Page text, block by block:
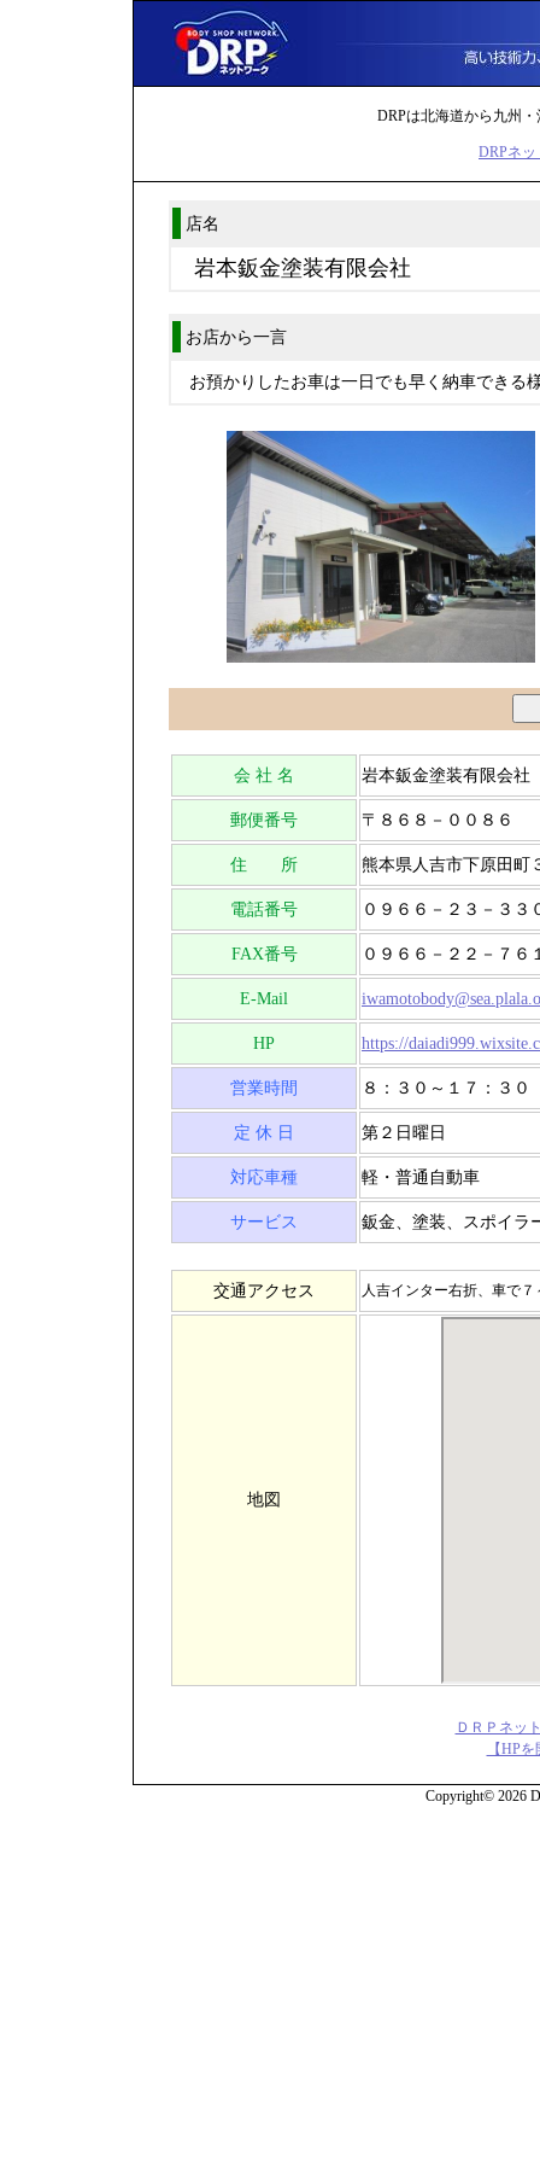
DRPは北海道から九州
DRPネ
店名
岩本鈑金塗装有限会社
お店から一言
お預かりしたお車は一日でも早く納車できる
会 社 名 岩本鈑金塗装有限会社
郵便番号 〒８６８－００８６
住 所 熊本県人吉市下原田町
電話番号 ０９６６－２３－３３
FAX番号 ０９６６－２２－７６
E-Mail
HP https://
営業時間 ８：３０～１７：３０
定 休 日 第２日曜日
対応車種 軽・普通自動車
サービス 鈑金、塗装、スポイラ
交通アクセス 人吉インター右折、車で
地図
ＤＲＰネッ
【HP
Copyright© 2026